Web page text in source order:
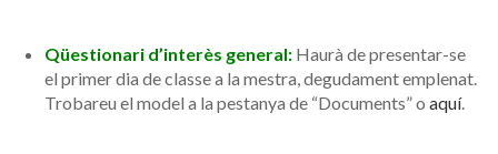
Qüestionari d’interès general: Haurà de presentar-se
el primer dia de classe a la mestra, degudament emplenat.
Trobareu el model a la pestanya de “Documents” o aquí.